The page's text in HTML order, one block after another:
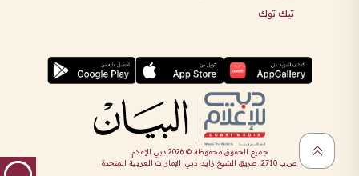
تيك توك
جميع الحقوق محفوظة ©2026 دبي للإعلام
ص.ب 2710، طريق الشيخ زايد، دبي، الإمارات العربية المتحدة